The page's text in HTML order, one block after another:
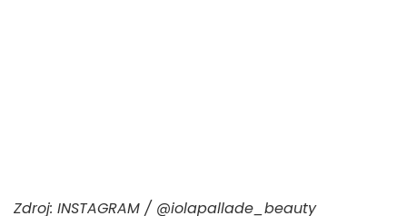
Zdroj: INSTAGRAM / @iolapallade_beauty